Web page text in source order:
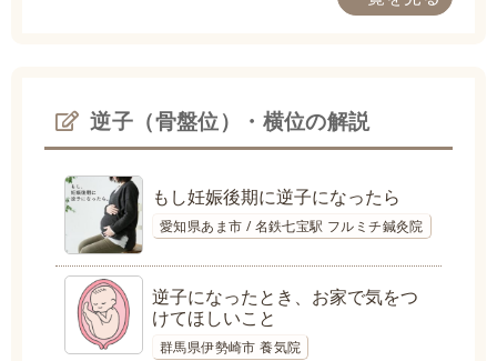
逆子（骨盤位）・横位の解説
もし妊娠後期に逆子になったら
愛知県あま市 / 名鉄七宝駅 フルミチ鍼灸院
逆子になったとき、お家で気をつ
けてほしいこと
群馬県伊勢崎市 養気院